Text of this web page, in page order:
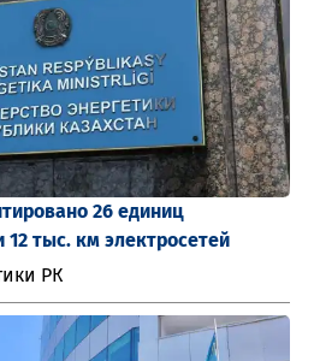
26 единиц
12 тыс. км электросетей
РК